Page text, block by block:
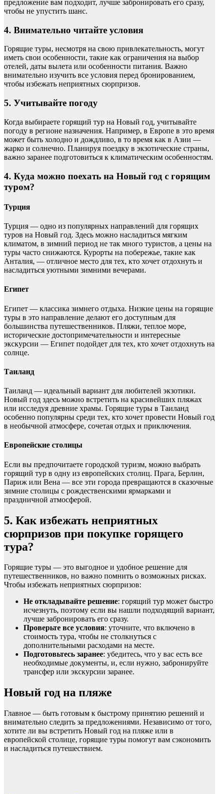
предложение вам подходит, лучше забронировать его сразу,
чтобы не упустить шанс.
4. Внимательно читайте условия
Горящие туры, несмотря на свою привлекательность, могут
иметь свои особенности, такие как ограничения на выбор
отелей, даты вылета или особенности питания. Важно
внимательно изучить все условия перед бронированием,
чтобы избежать неприятных сюрпризов.
5. Учитывайте погоду
Когда выбираете горящий тур на Новый год, учитывайте
погоду в регионе назначения. Например, в Европе в это время
может быть холодно и дождливо, в то время как в Азии —
жарко и солнечно. Планируя поездку в экзотические страны,
важно заранее подготовиться к климатическим особенностям.
4. Куда можно поехать на Новый год с горящим
туром?
Турция
Турция — одно из популярных направлений для горящих
туров на Новый год. Здесь можно насладиться мягким
климатом, в зимний период не так много туристов, а цены на
туры часто снижаются. Курорты на побережье, такие как
Анталия, — отличное место для тех, кто хочет отдохнуть и
насладиться уютными зимними вечерами.
Египет
Египет — классика зимнего отдыха. Низкие цены на горящие
туры в это направление делают его доступным для
большинства путешественников. Пляжи, теплое море,
исторические достопримечательности и интересные
экскурсии — Египет подойдет для тех, кто хочет отдохнуть на
солнце.
Таиланд
Таиланд — идеальный вариант для любителей экзотики.
Новый год здесь можно встретить на красивейших пляжах
или исследуя древние храмы. Горящие туры в Таиланд
особенно популярны среди тех, кто хочет провести Новый год
в необычной атмосфере, сочетая отдых и приключения.
Европейские столицы
Если вы предпочитаете городской туризм, можно выбрать
горящий тур в одну из европейских столиц. Прага, Берлин,
Париж или Вена — все эти города превращаются в сказочные
зимние столицы с рождественскими ярмарками и
праздничной атмосферой.
5. Как избежать неприятных
сюрпризов при покупке горящего
тура?
Горящие туры — это выгодное и удобное решение для
путешественников, но важно помнить о возможных рисках.
Чтобы избежать неприятных сюрпризов:
Не откладывайте решение: горящий тур может быстро
исчезнуть, поэтому если вы нашли подходящий вариант,
лучше забронировать его сразу.
Проверьте все условия: уточните, что включено в
стоимость тура, чтобы не столкнуться с
дополнительными расходами на месте.
Подготовьтесь заранее: убедитесь, что у вас есть все
необходимые документы, и, если нужно, забронируйте
трансфер или экскурсии заранее.
Новый год на пляже
Главное — быть готовым к быстрому принятию решений и
внимательно следить за предложениями. Независимо от того,
хотите ли вы встретить Новый год на пляже или в
европейской столице, горящие туры помогут вам сэкономить
и насладиться путешествием.